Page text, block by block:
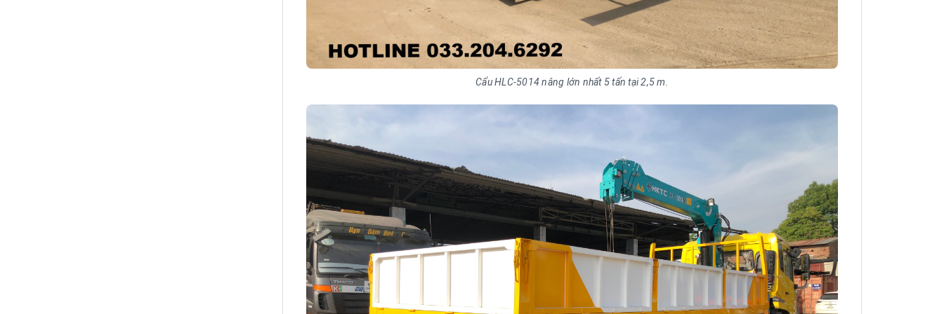
Cẩu HLC-5014 nâng lớn nhất 5 tấn tại 2,5 m.